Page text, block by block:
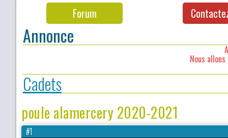
Forum
Annonce
Nous
Cadets
poule alamercery 2020-2021
#1